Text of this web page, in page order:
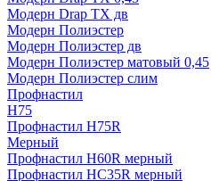
Модерн Drap ТХ дв
Модерн Полиэстер
Модерн Полиэстер дв
Модерн Полиэстер матовый 0,45
Модерн Полиэстер слим
Профнастил
H75
Профнастил H75R
Мерный
Профнастил H60R мерный
Профнастил HC35R мерный